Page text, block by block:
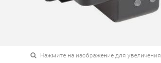
Нажмите на изображение для увеличения